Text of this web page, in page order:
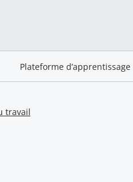
Plateforme d’apprentissage
travail